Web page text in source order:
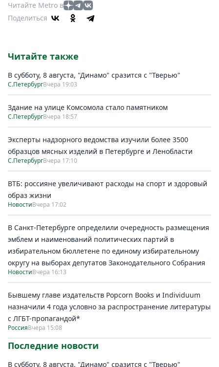
Читайте Metro в
Поделиться
Читайте также
В субботу, 8 августа, "Динамо" сразится с "Тверью"
С.ПетербургВчера 19:03
Здание на улице Комсомола стало памятником
С.ПетербургВчера 18:57
Эксперты надзорного ведомства изучили более 3500
образцов мясных изделий в Петербурге и Ленобласти
С.ПетербургВчера 17:10
ВТБ: россияне увеличивают расходы на спорт и здоровый
образ жизни
НовостиВчера 17:02
В Санкт-Петербурге определили очередность размещения
эмблем и наименований политических партий в
избирательном бюллетене по единому избирательному
округу на выборах депутатов Законодательного Собрания
НовостиВчера 16:13
Бывшему главе издательств Popcorn Books и Individuum
назначили 4 года условно за распространение литературы
с ЛГБТ-пропагандой*
РоссияВчера 15:08
Последние новости
В субботу, 8 августа, "Динамо" сразится с "Тверью"